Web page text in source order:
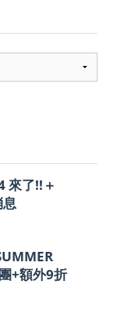
來了!!＋
+額外9折